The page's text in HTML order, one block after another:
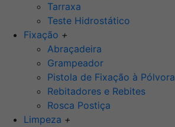
Tarraxa
Teste Hidrostático
Fixação +
Abraçadeira
Grampeador
Pistola de Fixação à Pólvora
Rebitadores e Rebites
Rosca Postiça
Limpeza +